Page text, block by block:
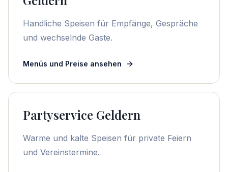
Handliche Speisen für Empfänge, Gespräche
und wechselnde Gäste.
Menüs und Preise ansehen
Partyservice Geldern
Warme und kalte Speisen für private Feiern
und Vereinstermine.